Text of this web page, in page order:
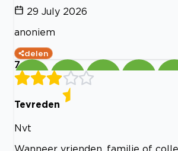
29 July 2026
anoniem
delen
7
Tevreden
Nvt
Wanneer vrienden, familie of